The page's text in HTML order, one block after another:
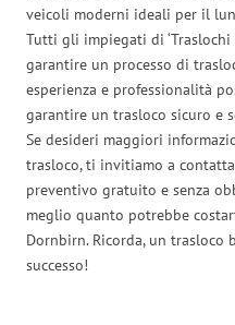
veicoli moderni ideali per il
Tutti gli impiegati di
garantire un processo di
esperienza e professionalità
garantire un trasloco sicuro e
Se desideri maggiori
trasloco, ti invitiamo a
preventivo gratuito e senza
meglio quanto potrebbe
Dornbirn. Ricorda, un
successo!